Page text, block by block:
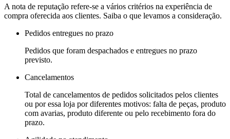
A nota de reputação refere-se a vários critérios na experiência de
compra oferecida aos clientes. Saiba o que levamos a consideração.
Pedidos entregues no prazo
Pedidos que foram despachados e entregues no prazo
previsto.
Cancelamentos
Total de cancelamentos de pedidos solicitados pelos clientes
ou por essa loja por diferentes motivos: falta de peças, produto
com avarias, produto diferente ou pelo recebimento fora do
prazo.